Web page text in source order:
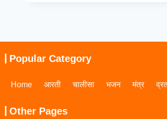
Popular Category
Home आरती चालीसा भजन मंत्र
Other Pages